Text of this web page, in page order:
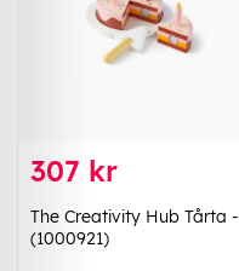
307 kr
The Creativity Hub Tårta -
(1000921)